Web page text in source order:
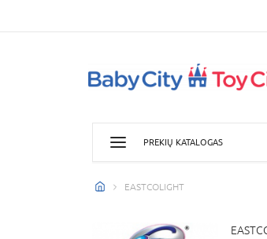
PREKIŲ KATALOGAS
EASTCOLIGHT